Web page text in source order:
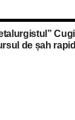
de șah rapid